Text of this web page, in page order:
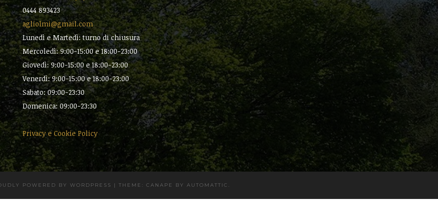
0444 893423
agliolmi@gmail.com
Lunedì e Martedì: turno di chiusura
Mercoledì: 9:00-15:00 e 18:00-23:00
Giovedì: 9:00-15:00 e 18:00-23:00
Venerdì: 9:00-15:00 e 18:00-23:00
Sabato: 09:00-23:30
Domenica: 09:00-23:30
Privacy e Cookie Policy
POWERED BY WORDPRESS | THEME: CANAPE BY AUTOMATTIC